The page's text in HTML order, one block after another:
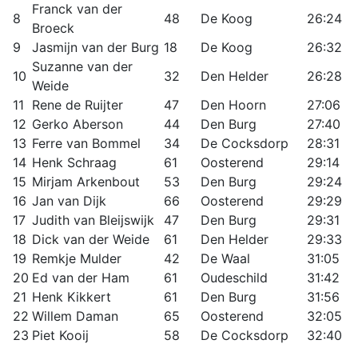
8
Franck van der
Broeck
48 De Koog
26:24
9
Jasmijn van der Burg 18 De Koog
26:32
10
Suzanne van der
Weide
32 Den Helder
26:28
11 Rene de Ruijter 47 Den Hoorn
27:06
12 Gerko Aberson 44 Den Burg
27:40
13 Ferre van Bommel 34 De Cocksdorp
28:31
14 Henk Schraag 61 Oosterend
29:14
15 Mirjam Arkenbout 53 Den Burg
29:24
16 Jan van Dijk 66 Oosterend
29:29
17 Judith van Bleijswijk 47 Den Burg
29:31
18 Dick van der Weide 61 Den Helder
29:33
19 Remkje Mulder 42 De Waal
31:05
20 Ed van der Ham 61 Oudeschild
31:42
21 Henk Kikkert 61 Den Burg
31:56
22 Willem Daman 65 Oosterend
32:05
23 Piet Kooij 58 De Cocksdorp
32:40